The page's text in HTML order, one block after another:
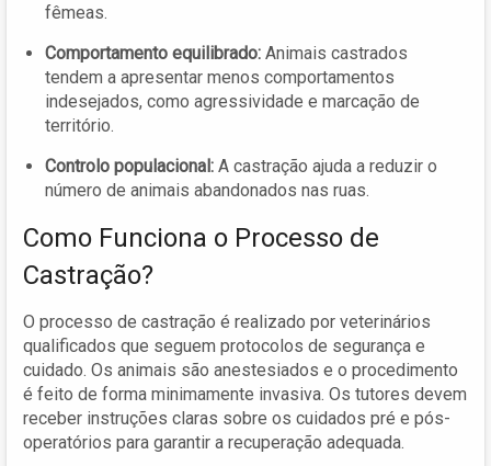
fêmeas.
Comportamento equilibrado: Animais castrados
tendem a apresentar menos comportamentos
indesejados, como agressividade e marcação de
território.
Controlo populacional: A castração ajuda a reduzir o
número de animais abandonados nas ruas.
Como Funciona o Processo de
Castração?
O processo de castração é realizado por veterinários
qualificados que seguem protocolos de segurança e
cuidado. Os animais são anestesiados e o procedimento
é feito de forma minimamente invasiva. Os tutores devem
receber instruções claras sobre os cuidados pré e pós-
operatórios para garantir a recuperação adequada.